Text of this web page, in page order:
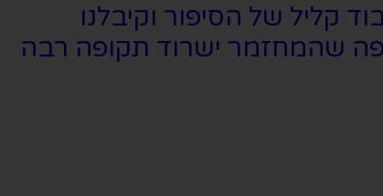
קליל של הסיפור וקיבלנו
שהמחזמר ישרוד תקופה רבה